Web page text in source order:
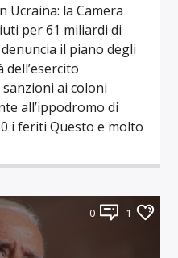
Ucraina: la Camera
per 61 miliardi di
il piano degli
dell’esercito
sanzioni ai coloni
all’ippodromo di
i feriti Questo e molto
0 1